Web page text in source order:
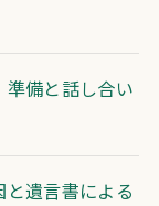
備と話し合い
遺言書による